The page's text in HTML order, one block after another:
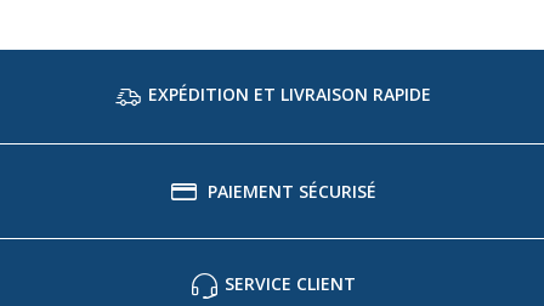
EXPÉDITION ET LIVRAISON RAPIDE
PAIEMENT SÉCURISÉ
SERVICE CLIENT